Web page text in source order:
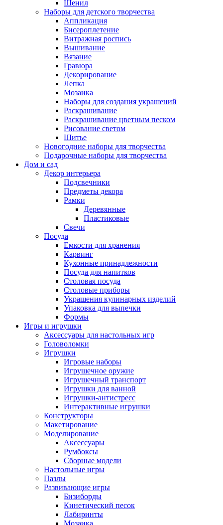
Шенил
Наборы для детского творчества
Аппликация
Бисероплетение
Витражная роспись
Вышивание
Вязание
Гравюра
Декорирование
Лепка
Мозаика
Наборы для создания украшений
Раскрашивание
Раскрашивание цветным песком
Рисование светом
Шитье
Новогодние наборы для творчества
Подарочные наборы для творчества
Дом и сад
Декор интерьера
Подсвечники
Предметы декора
Рамки
Деревянные
Пластиковые
Свечи
Посуда
Емкости для хранения
Карвинг
Кухонные принадлежности
Посуда для напитков
Столовая посуда
Столовые приборы
Украшения кулинарных изделий
Упаковка для выпечки
Формы
Игры и игрушки
Аксессуары для настольных игр
Головоломки
Игрушки
Игровые наборы
Игрушечное оружие
Игрушечный транспорт
Игрушки для ванной
Игрушки-антистресс
Интерактивные игрушки
Конструкторы
Макетирование
Моделирование
Аксессуары
Румбоксы
Сборные модели
Настольные игры
Пазлы
Развивающие игры
Бизиборды
Кинетический песок
Лабиринты
Мозаика